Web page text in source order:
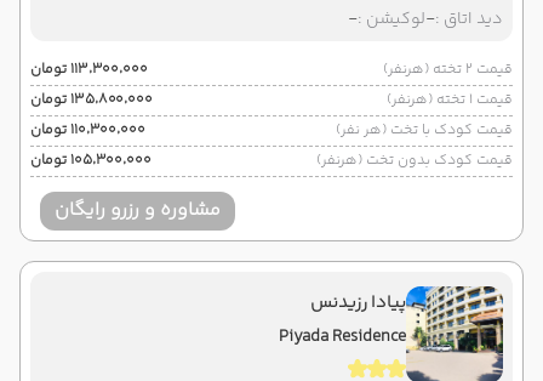
دید اتاق :-لوکیشن :-
قیمت 2 تخته (هرنفر)
۱۱۳٬۳۰۰٬۰۰۰ تومان
قیمت 1 تخته (هرنفر)
۱۳۵٬۸۰۰٬۰۰۰ تومان
قیمت کودک با تخت (هر نفر)
۱۱۰٬۳۰۰٬۰۰۰ تومان
قیمت کودک بدون تخت (هرنفر)
۱۰۵٬۳۰۰٬۰۰۰ تومان
مشاوره و رزرو رایگان
پیادا رزیدنس
Piyada Residence